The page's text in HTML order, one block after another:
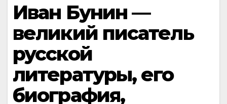
Иван Бунин —
великий писатель
русской
литературы, его
биография,